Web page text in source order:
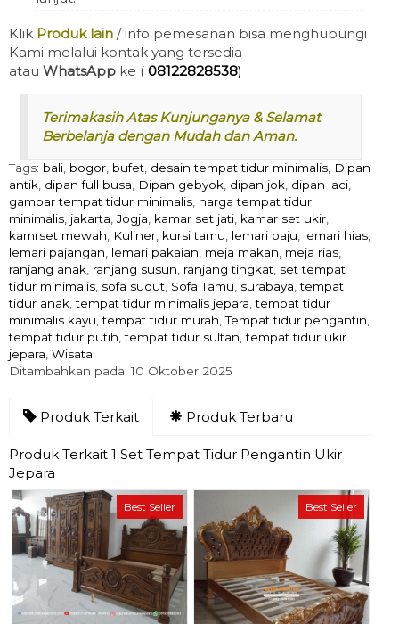
Klik Produk lain / info pemesanan bisa menghubungi
Kami melalui kontak yang tersedia
atau WhatsApp ke ( 08122828538)
Terimakasih Atas Kunjunganya & Selamat
Berbelanja dengan Mudah dan Aman.
Tags: bali bogor bufet desain tempat tidur minimalis Dipan
antik dipan full busa Dipan gebyok dipan jok dipan laci
gambar tempat tidur minimalis harga tempat tidur
minimalis jakarta ,Jogja kamar set jati kamar set ukir
kamrset mewah
Kuliner kursi tamu lemari baju lemari hias
lemari pajangan lemari pakaian meja makan meja rias
ranjang anak ranjang susun ranjang tingkat set tempat
tidur minimalis sofa sudut Sofa Tamu surabaya ,tempat
tidur anak ,tempat tidur minimalis jepara ,tempat tidur
minimalis kayu ,tempat tidur murah ,Tempat tidur pengantin
tempat tidur putih ,tempat tidur sultan ,tempat tidur ukir
jepara Wisata
Ditambahkan pada: 10 Oktober 2025
Produk Terkait Produk Terbaru
Produk Terkait 1 Set Tempat Tidur Pengantin Ukir
Jepara
Best Seller Best Seller